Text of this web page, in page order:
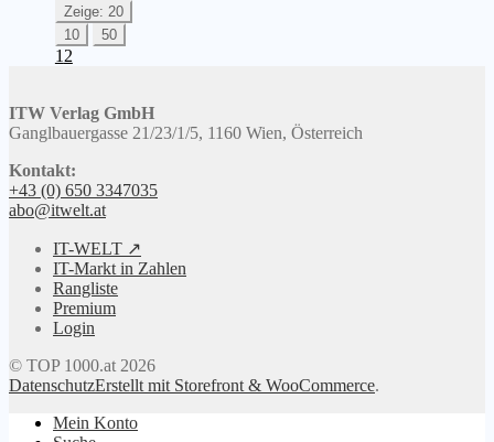
Zeige: 20
10
50
1 2
ITW Verlag GmbH
Ganglbauergasse 21/23/1/5, 1160 Wien, Österreich
Kontakt:
+43 (0) 650 3347035
abo@itwelt.at
IT-WELT ↗
IT-Markt in Zahlen
Rangliste
Premium
Login
© TOP 1000.at 2026
DatenschutzErstellt mit Storefront & WooCommerce.
Mein Konto